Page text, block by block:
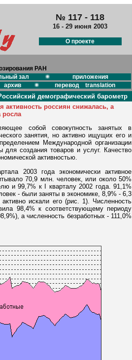
№ 117 - 118
16 - 29 июня 2003
О проекте
РАН
зал
приложения
архив перевод translation
демографический барометр
активность россиян снижалась, а
росла
собой совокупность занятых в
занятия, но активно ищущих его и
Международной организации
для создания товаров и услуг. Качество
активностью.
2003 года экономически активное
70,9 млн. человек, или около 50%
и 99,7% к I кварталу 2002 года. 91,1%
- были заняты в экономике, 8,9% - 6,3
искали его (рис. 1). Численность
98,4% к соответствующему периоду
а численность безработных - 111,0%